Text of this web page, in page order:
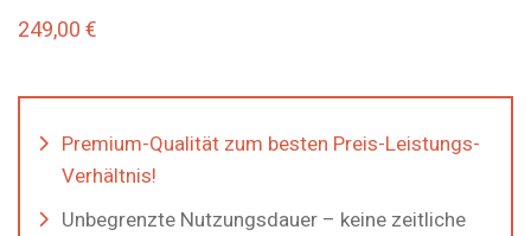
249,00€
Premium-Qualität zum besten Preis-Leistungs-
Verhältnis!
Unbegrenzte Nutzungsdauer – keine zeitliche